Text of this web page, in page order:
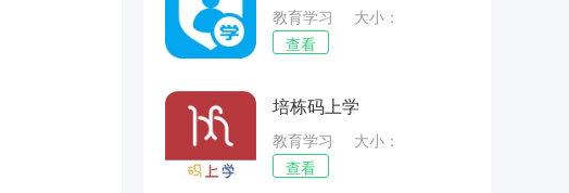
教育学习
大小：
65.75MB
查看
培栋码上学
教育学习
大小：
59.39MB
查看